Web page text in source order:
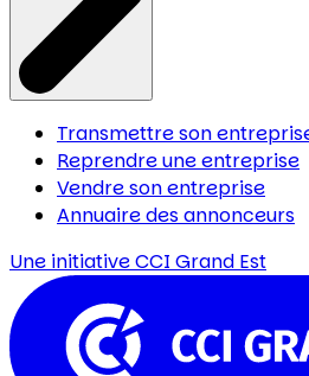
Transmettre son
Reprendre une entreprise
Vendre son entreprise
Annuaire des annonceurs
Une initiativeCCI Grand Est